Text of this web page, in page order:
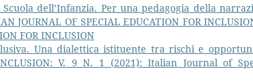
dell’Infanzia. Per una pedagogia della
JOURNAL OF SPECIAL EDUCATION FOR
FOR INCLUSION
Una dialettica istituente tra rischi e
V. 9 N. 1 (2021): Italian Journal of